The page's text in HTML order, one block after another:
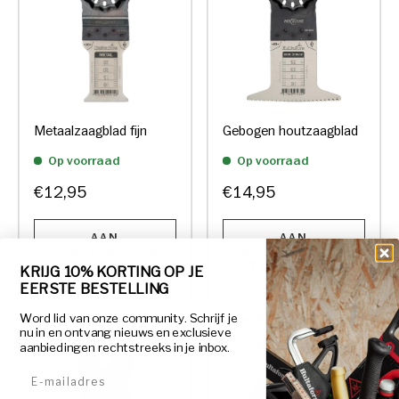
Metaalzaagblad fijn
Op voorraad
€12,95
AAN
TOEVOEGEN
Gebogen houtzaagblad
Op voorraad
€14,95
AAN
WINKELWAGEN
TOEVOEGEN
NIEUW NIEUW
KRIJG 10% KORTING OP JE
EERSTE BESTELLING
Word lid van onze community. Schrijf je
nu in en ontvang nieuws en exclusieve
aanbiedingen rechtstreeks in je inbox.